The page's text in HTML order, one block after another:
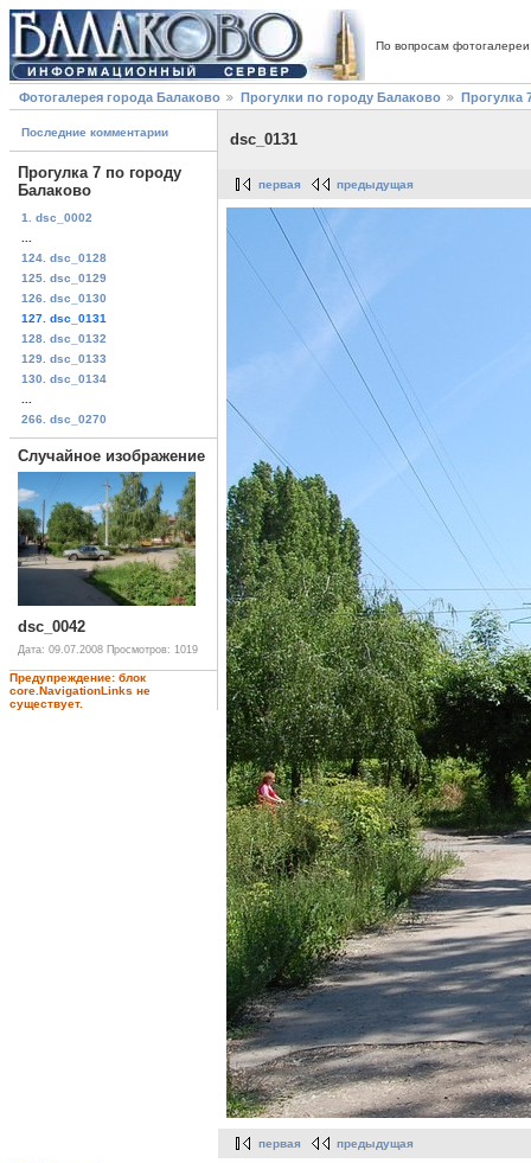
По вопросам
Фотогалерея города Балаково Прогулки по городу Балаково Прогулка
Последние комментарии
Прогулка 7 по городу
Балаково
1. dsc_0002
124. dsc_0128
125. dsc_0129
126. dsc_0130
127. dsc_0131
128. dsc_0132
129. dsc_0133
130. dsc_0134
266. dsc_0270
Случайное изображение
dsc_0042
Дата: 09.07.2008 Просмотров: 1019
Предупреждение: блок
core.NavigationLinks не
существует.
dsc_0131
первая предыдущая
первая предыдущая